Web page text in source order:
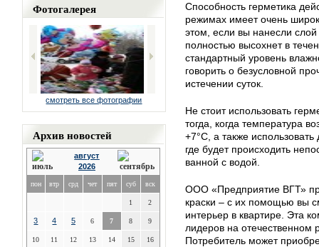
Фотогалерея
смотреть все фотографии
Архив новостей
август
2026
пон втр срд чет пят суб вск
1 2
3 4 5 6 7 8 9
10 11 12 13 14 15 16
Способность герметика
режимах имеет очень
этом, если вы нанесли
полностью высохнет в
стандартный уровень
говорить о безусловной
истечении суток.
Не стоит использовать
тогда, когда температура
+7°С, а также
где будет происходить
ванной с водой.
ООО «Предприятие ВГТ»
краски – с их помощью вы
интерьер в квартире. Эта
лидеров на отечественном
Потребитель может